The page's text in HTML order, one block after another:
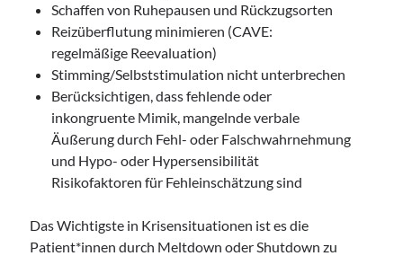
Schaffen von Ruhepausen und Rückzugsorten
Reizüberflutung minimieren (CAVE:
regelmäßige Reevaluation)
Stimming/Selbststimulation nicht unterbrechen
Berücksichtigen, dass fehlende oder
inkongruente Mimik, mangelnde verbale
Äußerung durch Fehl- oder Falschwahrnehmung
und Hypo- oder Hypersensibilität
Risikofaktoren für Fehleinschätzung sind
Das Wichtigste in Krisensituationen ist es die
Patient*innen durch Meltdown oder Shutdown zu